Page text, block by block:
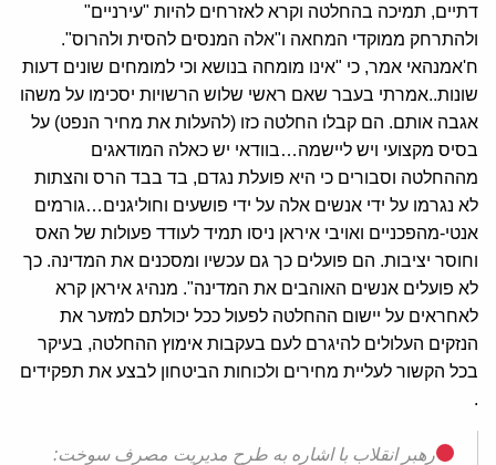
דתיים, תמיכה בהחלטה וקרא לאזרחים להיות "עירניים"
ולהתרחק ממוקדי המחאה ו"אלה המנסים להסית ולהרוס".
ח'אמנהאי אמר, כי "אינו מומחה בנושא וכי למומחים שונים דעות
שונות..אמרתי בעבר שאם ראשי שלוש הרשויות יסכימו על משהו
אגבה אותם. הם קבלו החלטה כזו (להעלות את מחיר הנפט) על
בסיס מקצועי ויש ליישמה…בוודאי יש כאלה המודאגים
מההחלטה וסבורים כי היא פועלת נגדם, בד בבד הרס והצתות
לא נגרמו על ידי אנשים אלה על ידי פושעים וחוליגנים…גורמים
אנטי-מהפכניים ואויבי איראן ניסו תמיד לעודד פעולות של האס
וחוסר יציבות. הם פועלים כך גם עכשיו ומסכנים את המדינה. כך
לא פועלים אנשים האוהבים את המדינה". מנהיג איראן קרא
לאחראים על יישום ההחלטה לפעול ככל יכולתם למזער את
הנזקים העלולים להיגרם לעם בעקבות אימוץ ההחלטה, בעיקר
בכל הקשור לעליית מחירים ולכוחות הביטחון לבצע את תפקידים
.
رهبر انقلاب با اشاره به طرح مدیریت مصرف سوخت: